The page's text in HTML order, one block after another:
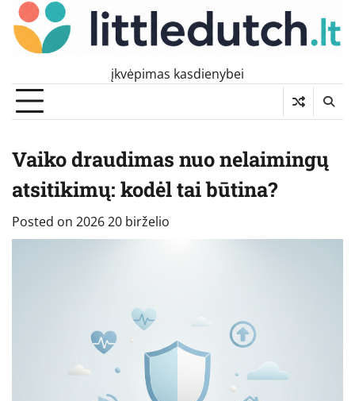
Skip
content
įkvėpimas kasdienybei
Vaiko draudimas nuo nelaimingų
atsitikimų: kodėl tai būtina?
Posted on 2026 20 birželio